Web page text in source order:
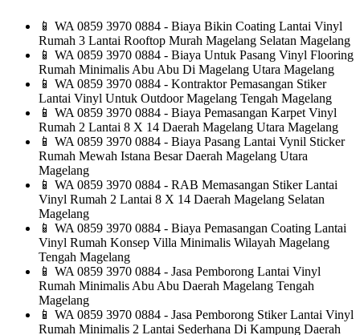
📱 WA 0859 3970 0884 - Biaya Bikin Coating Lantai Vinyl
Rumah 3 Lantai Rooftop Murah Magelang Selatan Magelang
📱 WA 0859 3970 0884 - Biaya Untuk Pasang Vinyl Flooring
Rumah Minimalis Abu Abu Di Magelang Utara Magelang
📱 WA 0859 3970 0884 - Kontraktor Pemasangan Stiker
Lantai Vinyl Untuk Outdoor Magelang Tengah Magelang
📱 WA 0859 3970 0884 - Biaya Pemasangan Karpet Vinyl
Rumah 2 Lantai 8 X 14 Daerah Magelang Utara Magelang
📱 WA 0859 3970 0884 - Biaya Pasang Lantai Vynil Sticker
Rumah Mewah Istana Besar Daerah Magelang Utara
Magelang
📱 WA 0859 3970 0884 - RAB Memasangan Stiker Lantai
Vinyl Rumah 2 Lantai 8 X 14 Daerah Magelang Selatan
Magelang
📱 WA 0859 3970 0884 - Biaya Pemasangan Coating Lantai
Vinyl Rumah Konsep Villa Minimalis Wilayah Magelang
Tengah Magelang
📱 WA 0859 3970 0884 - Jasa Pemborong Lantai Vinyl
Rumah Minimalis Abu Abu Daerah Magelang Tengah
Magelang
📱 WA 0859 3970 0884 - Jasa Pemborong Stiker Lantai Vinyl
Rumah Minimalis 2 Lantai Sederhana Di Kampung Daerah